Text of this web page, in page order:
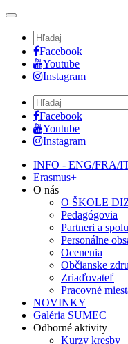
Toggle
navigation
Facebook
Youtube
Instagram
Facebook
Youtube
Instagram
INFO - ENG/FRA/
Erasmus+
O nás
O ŠKOLE
Pedagógovia
Partneri a
Personálne
Ocenenia
Občianske
Zriaďovateľ
Pracovné
NOVINKY
Galéria SUMEC
Odborné aktivity
Kurzy kresby